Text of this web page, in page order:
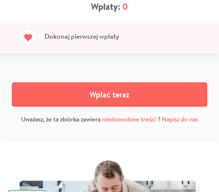
Wpłaty: 0
Dokonaj pierwszej wpłaty
Wpłać teraz
Uważasz, że ta zbiórka zawiera niedozwolone treści? Napisz do nas